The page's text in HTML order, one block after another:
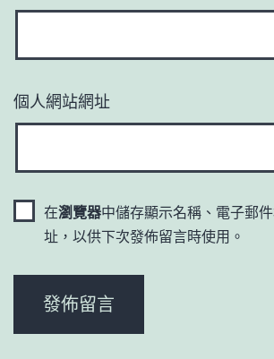
個人網站網址
在瀏覽器中儲存顯示名稱、電子郵
址，以供下次發佈留言時使用。